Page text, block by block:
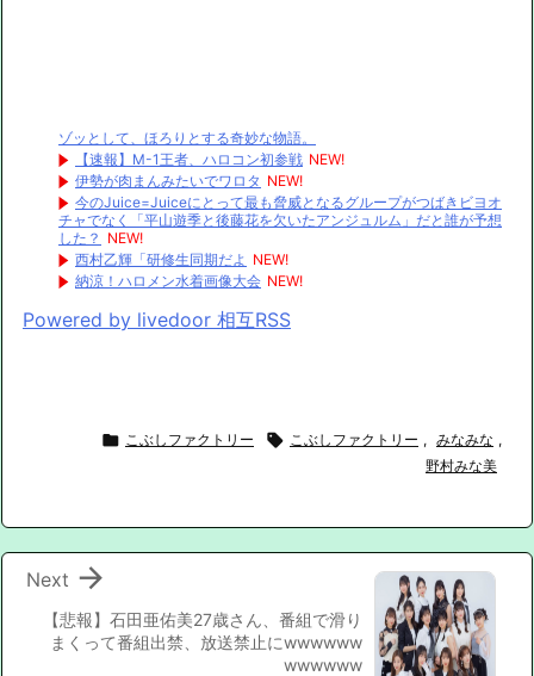
ゾッとして、ほろりとする奇妙な物語。
【速報】M-1王者、ハロコン初参戦 NEW!
伊勢が肉まんみたいでワロタ NEW!
今のJuice=Juiceにとって最も脅威となるグループがつばきビヨオ
チャでなく「平山遊季と後藤花を欠いたアンジュルム」だと誰が予想
した？ NEW!
西村乙輝「研修生同期だよ NEW!
納涼！ハロメン水着画像大会 NEW!
Powered by livedoor 相互RSS
 こぶしファクトリー  こぶしファクトリー , みなみな ,
野村みな美
【悲報】石田亜佑美27歳さん、番組で滑り
まくって番組出禁、放送禁止にwwwwww
wwwwww

Next